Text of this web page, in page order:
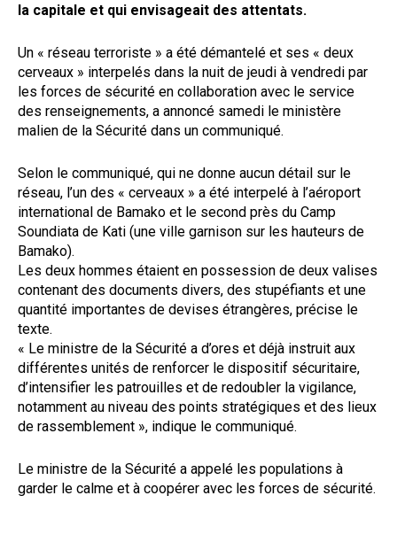
la capitale et qui envisageait des attentats.
Un « réseau terroriste » a été démantelé et ses « deux
cerveaux » interpelés dans la nuit de jeudi à vendredi par
les forces de sécurité en collaboration avec le service
des renseignements, a annoncé samedi le ministère
malien de la Sécurité dans un communiqué.
Selon le communiqué, qui ne donne aucun détail sur le
réseau, l’un des « cerveaux » a été interpelé à l’aéroport
international de Bamako et le second près du Camp
Soundiata de Kati (une ville garnison sur les hauteurs de
Bamako).
Les deux hommes étaient en possession de deux valises
contenant des documents divers, des stupéfiants et une
quantité importantes de devises étrangères, précise le
texte.
« Le ministre de la Sécurité a d’ores et déjà instruit aux
différentes unités de renforcer le dispositif sécuritaire,
d’intensifier les patrouilles et de redoubler la vigilance,
notamment au niveau des points stratégiques et des lieux
de rassemblement », indique le communiqué.
Le ministre de la Sécurité a appelé les populations à
garder le calme et à coopérer avec les forces de sécurité.